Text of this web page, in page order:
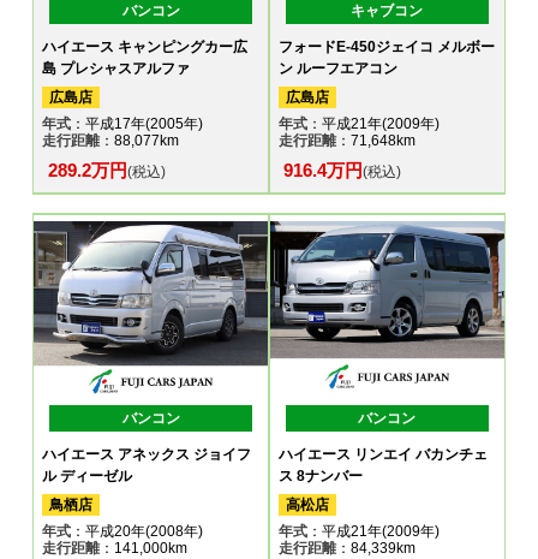
バンコン
ハイエース キャンピングカー広
島 プレシャスアルファ
広島店
年式 ：平成17年(2005年)
走行距離：88,077km
289.2万円(税込)
キャブコン
フォードE-450ジェイコ メルボー
ン ルーフエアコン
広島店
年式：平成21年(2009年)
走行距離：71,648km
916.4万円(税込)
バンコン
ハイエース アネックス ジョイフ
ル ディーゼル
鳥栖店
年式 ：平成20年(2008年)
走行距離：141,000km
バンコン
ハイエース リンエイ バカンチェ
ス 8ナンバー
高松店
年式：平成21年(2009年)
走行距離：84,339km